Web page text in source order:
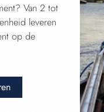
Van 2 tot
leveren
op de